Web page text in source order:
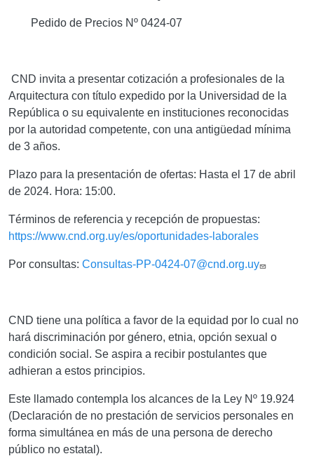
Pedido de Precios Nº 0424-07
CND invita a presentar cotización a profesionales de la
Arquitectura con título expedido por la Universidad de la
República o su equivalente en instituciones reconocidas
por la autoridad competente, con una antigüedad mínima
de 3 años.
Plazo para la presentación de ofertas: Hasta el 17 de abril
de 2024. Hora: 15:00.
Términos de referencia y recepción de propuestas:
https://www.cnd.org.uy/es/oportunidades-laborales
Por consultas: Consultas-PP-0424-07@cnd.org.uy
CND tiene una política a favor de la equidad por lo cual no
hará discriminación por género, etnia, opción sexual o
condición social. Se aspira a recibir postulantes que
adhieran a estos principios.
Este llamado contempla los alcances de la Ley Nº 19.924
(Declaración de no prestación de servicios personales en
forma simultánea en más de una persona de derecho
público no estatal).